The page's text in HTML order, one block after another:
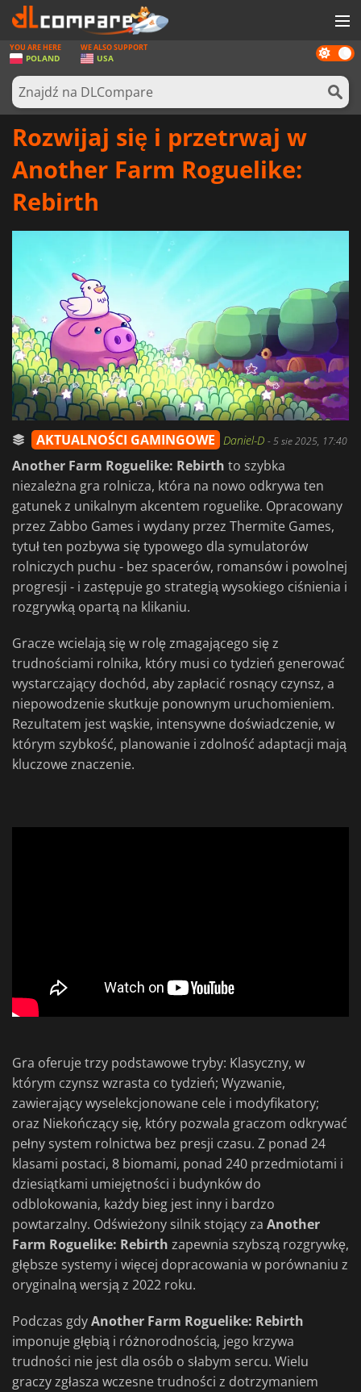
GRY
KARTY DO GIER
OPROGRAMOWANIE
Dark
mode
YOU ARE HERE
POLAND
WE ALSO SUPPORT
USA
Rozwijaj się i przetrwaj w
Another Farm Roguelike:
Rebirth
AKTUALNOŚCI GAMINGOWE Daniel-D -5 sie 2025, 17:40
Another Farm Roguelike: Rebirth to szybka
niezależna gra rolnicza, która na nowo odkrywa ten
gatunek z unikalnym akcentem roguelike. Opracowany
przez Zabbo Games i wydany przez Thermite Games,
tytuł ten pozbywa się typowego dla symulatorów
rolniczych puchu - bez spacerów, romansów i powolnej
progresji - i zastępuje go strategią wysokiego ciśnienia i
rozgrywką opartą na klikaniu.
Gracze wcielają się w rolę zmagającego się z
trudnościami rolnika, który musi co tydzień generować
wystarczający dochód, aby zapłacić rosnący czynsz, a
niepowodzenie skutkuje ponownym uruchomieniem.
Rezultatem jest wąskie, intensywne doświadczenie, w
którym szybkość, planowanie i zdolność adaptacji mają
kluczowe znaczenie.
Gra oferuje trzy podstawowe tryby: Klasyczny, w
którym czynsz wzrasta co tydzień; Wyzwanie,
zawierający wyselekcjonowane cele i modyfikatory;
oraz Niekończący się, który pozwala graczom odkrywać
pełny system rolnictwa bez presji czasu. Z ponad 24
klasami postaci, 8 biomami, ponad 240 przedmiotami i
dziesiątkami umiejętności i budynków do
odblokowania, każdy bieg jest inny i bardzo
powtarzalny. Odświeżony silnik stojący za Another
Farm Roguelike: Rebirth zapewnia szybszą rozgrywkę,
głębsze systemy i więcej dopracowania w porównaniu z
oryginalną wersją z 2022 roku.
Podczas gdyAnother Farm Roguelike: Rebirth
imponuje głębią i różnorodnością, jego krzywa
trudności nie jest dla osób o słabym sercu. Wielu
graczy zgłasza wczesne trudności z dotrzymaniem